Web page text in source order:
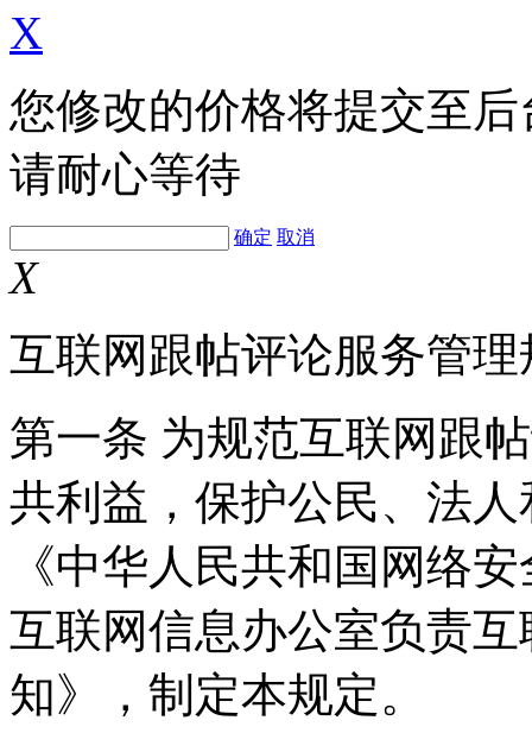
X
您修改的价格将提交至
请耐心等待
确定 取消
X
互联网跟帖评论服务管理
第一条 为规范互联网跟
共利益，保护公民、法
《中华人民共和国网络
互联网信息办公室负责
知》，制定本规定。